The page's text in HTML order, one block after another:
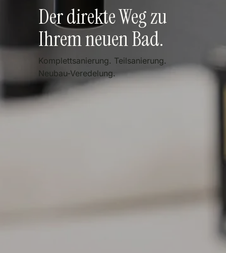
Der direkte Weg zu
Ihrem neuen Bad.
Komplettsanierung. Teilsanierung.
Neubau-Veredelung.